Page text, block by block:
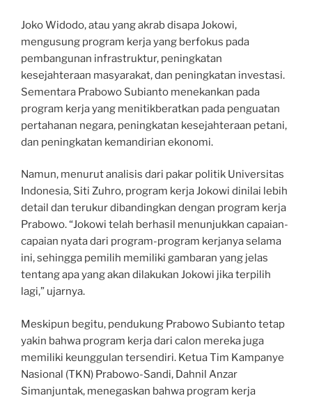
Joko Widodo, atau yang akrab disapa Jokowi,
mengusung program kerja yang berfokus pada
pembangunan infrastruktur, peningkatan
kesejahteraan masyarakat, dan peningkatan investasi.
Sementara Prabowo Subianto menekankan pada
program kerja yang menitikberatkan pada penguatan
pertahanan negara, peningkatan kesejahteraan petani,
dan peningkatan kemandirian ekonomi.
Namun, menurut analisis dari pakar politik Universitas
Indonesia, Siti Zuhro, program kerja Jokowi dinilai lebih
detail dan terukur dibandingkan dengan program kerja
Prabowo. “Jokowi telah berhasil menunjukkan capaian-
capaian nyata dari program-program kerjanya selama
ini, sehingga pemilih memiliki gambaran yang jelas
tentang apa yang akan dilakukan Jokowi jika terpilih
lagi,” ujarnya.
Meskipun begitu, pendukung Prabowo Subianto tetap
yakin bahwa program kerja dari calon mereka juga
memiliki keunggulan tersendiri. Ketua Tim Kampanye
Nasional (TKN) Prabowo-Sandi, Dahnil Anzar
Simanjuntak, menegaskan bahwa program kerja